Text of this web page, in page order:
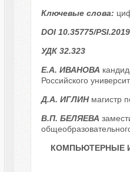
Ключевые слова:
DOI 10.35775/
УДК 32.323
Е.А. ИВАНОВА
Российского
Д.А. ИГЛИНмагистр
В.П. БЕЛЯЕВА
КОМПЬЮТЕРНЫЕ